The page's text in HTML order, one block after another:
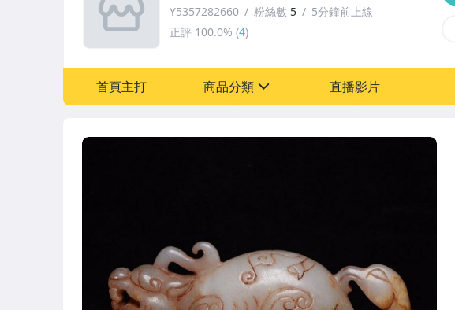
Y5357282660 粉絲數 5
5分鐘前上線
正評 100.0% (4)
首頁主打 商品分類
手錶與飾品配件
直播影片